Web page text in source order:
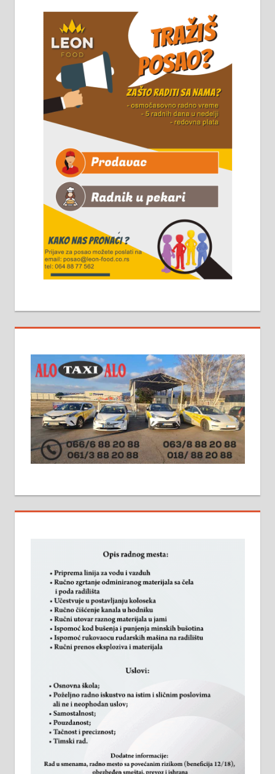
информација доћи лично на
стовариште у улици Максима
Горког 26 сваког радног дана од
8 до 15 часова. 063/465-045
Чистим све врсте димњака.
061/32-13-445